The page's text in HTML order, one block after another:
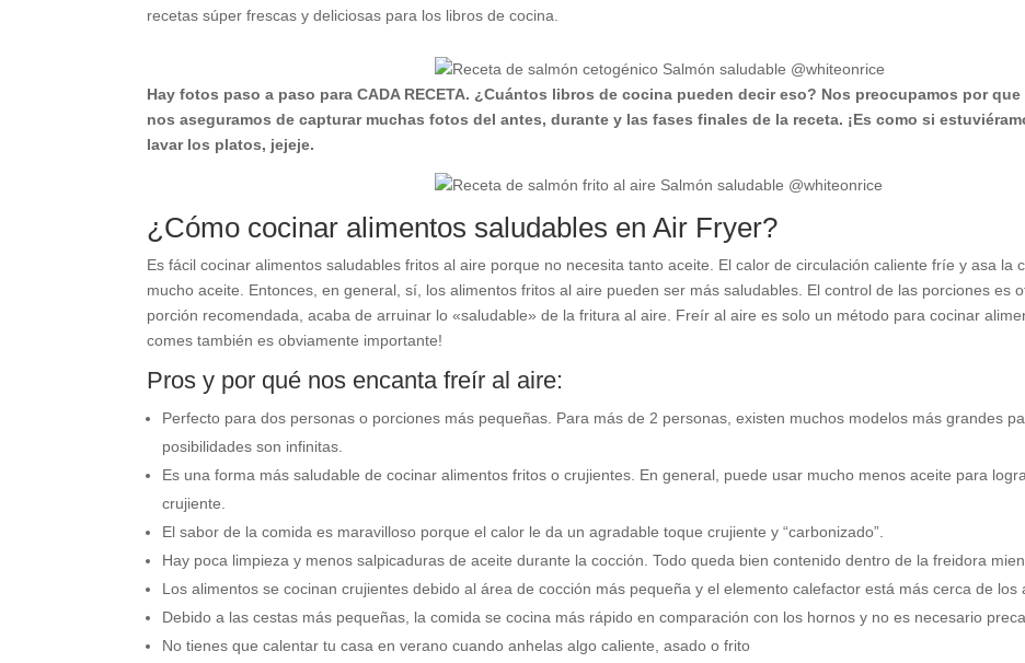
recetas súper frescas y deliciosas para los libros de cocina.
Hay fotos paso a paso para CADA RECETA. ¿Cuántos libros de cocina pueden decir eso? Nos preocupamos por
nos aseguramos de capturar muchas fotos del antes, durante y las fases finales de la receta. ¡Es como si
lavar los platos, jejeje.
¿Cómo cocinar alimentos saludables en Air Fryer?
Es fácil cocinar alimentos saludables fritos al aire porque no necesita tanto aceite. El calor de circulación caliente fríe y asa la
mucho aceite. Entonces, en general, sí, los alimentos fritos al aire pueden ser más saludables. El control de las porciones es
porción recomendada, acaba de arruinar lo «saludable» de la fritura al aire. Freír al aire es solo un método para cocinar
comes también es obviamente importante!
Pros y por qué nos encanta freír al aire:
Perfecto para dos personas o porciones más pequeñas. Para más de 2 personas, existen muchos modelos más grandes
posibilidades son infinitas.
Es una forma más saludable de cocinar alimentos fritos o crujientes. En general, puede usar mucho menos aceite para
crujiente.
El sabor de la comida es maravilloso porque el calor le da un agradable toque crujiente y “carbonizado”.
Hay poca limpieza y menos salpicaduras de aceite durante la cocción. Todo queda bien contenido dentro de la freidora
Los alimentos se cocinan crujientes debido al área de cocción más pequeña y el elemento calefactor está más cerca de los
Debido a las cestas más pequeñas, la comida se cocina más rápido en comparación con los hornos y no es necesario
No tienes que calentar tu casa en verano cuando anhelas algo caliente, asado o frito